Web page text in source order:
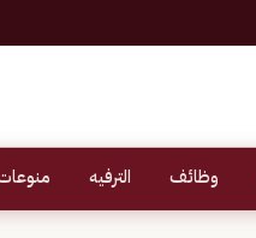
وظائف الترفيه